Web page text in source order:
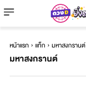
หน้าแรก แท็ก มหาสงกรานต์
มหาสงกรานต์